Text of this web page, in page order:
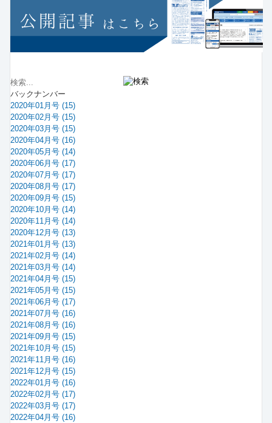
バックナンバー
2020年01月号 (15)
2020年02月号 (15)
2020年03月号 (15)
2020年04月号 (16)
2020年05月号 (14)
2020年06月号 (17)
2020年07月号 (17)
2020年08月号 (17)
2020年09月号 (15)
2020年10月号 (14)
2020年11月号 (14)
2020年12月号 (13)
2021年01月号 (13)
2021年02月号 (14)
2021年03月号 (14)
2021年04月号 (15)
2021年05月号 (15)
2021年06月号 (17)
2021年07月号 (16)
2021年08月号 (16)
2021年09月号 (15)
2021年10月号 (15)
2021年11月号 (16)
2021年12月号 (15)
2022年01月号 (16)
2022年02月号 (17)
2022年03月号 (17)
2022年04月号 (16)